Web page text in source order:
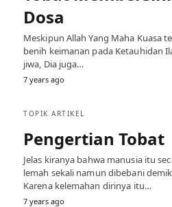
Dosa
Meskipun Allah Yang Maha Kuasa
benih keimanan pada Ketauhidan
jiwa, Dia juga…
7 years ago
TOPIK ARTIKEL
Pengertian Tobat
Jelas kiranya bahwa manusia itu
lemah sekali namun dibebani
Karena kelemahan dirinya itu…
7 years ago